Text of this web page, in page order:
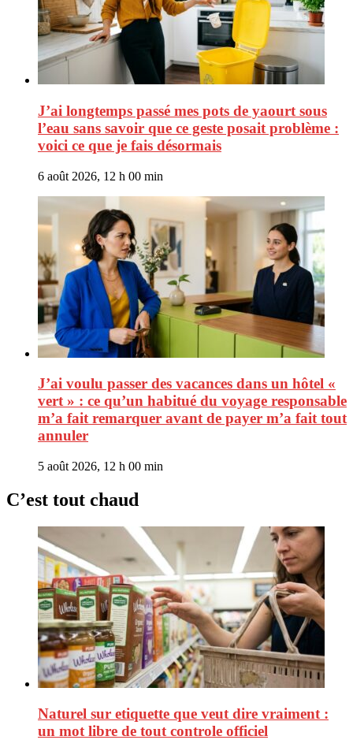
J’ai longtemps passé mes pots de yaourt sous
l’eau sans savoir que ce geste posait problème :
voici ce que je fais désormais
6 août 2026, 12 h 00 min
J’ai voulu passer des vacances dans un hôtel «
vert » : ce qu’un habitué du voyage responsable
m’a fait remarquer avant de payer m’a fait tout
annuler
5 août 2026, 12 h 00 min
C’est tout chaud
Naturel sur etiquette que veut dire vraiment :
un mot libre de tout controle officiel